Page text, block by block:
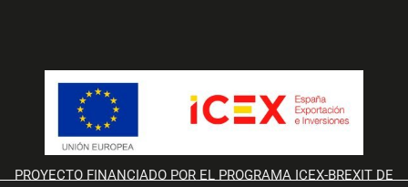
PROYECTO FINANCIADO POR EL PROGRAMA ICEX-BREXIT DE